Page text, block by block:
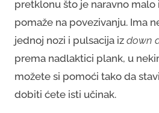
pretklonu što je naravno malo
pomaže na povezivanju. Ima
jednoj nozi i pulsacija iz down
prema nadlaktici plank, u
možete si pomoći tako da
dobiti ćete isti učinak.